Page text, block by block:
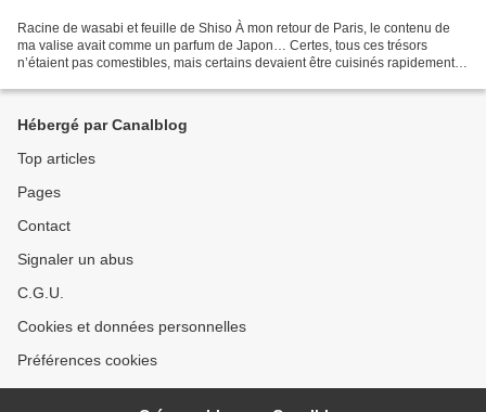
Racine de wasabi et feuille de Shiso À mon retour de Paris, le contenu de
ma valise avait comme un parfum de Japon… Certes, tous ces trésors
n’étaient pas comestibles, mais certains devaient être cuisinés rapidement
Hébergé par Canalblog
Top articles
Pages
Contact
Signaler un abus
C.G.U.
Cookies et données personnelles
Préférences cookies